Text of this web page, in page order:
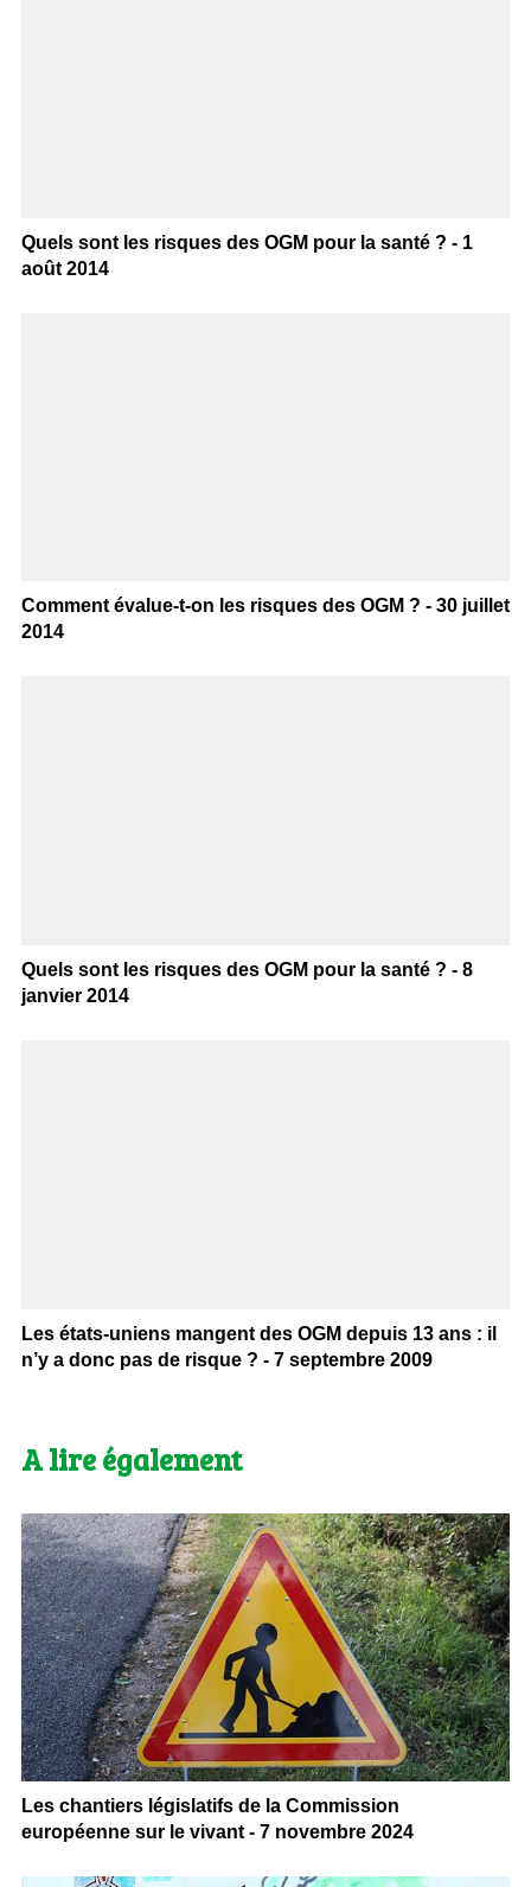
Quels sont les risques des OGM pour la santé ? - 1
août 2014
Comment évalue-t-on les risques des OGM ? - 30 juillet
2014
Quels sont les risques des OGM pour la santé ? - 8
janvier 2014
Les états-uniens mangent des OGM depuis 13 ans : il
n’y a donc pas de risque ? - 7 septembre 2009
A lire également
Les chantiers législatifs de la Commission
européenne sur le vivant - 7 novembre 2024